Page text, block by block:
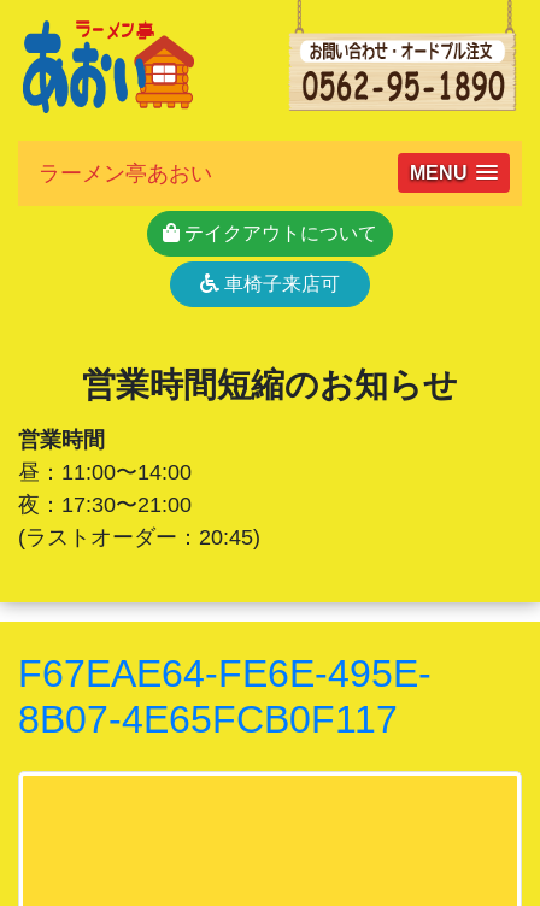
ラーメン亭あおい MENU
テイクアウトについて
車椅子来店可
営業時間短縮のお知らせ
営業時間
昼：11:00〜14:00
夜：17:30〜21:00
(ラストオーダー：20:45)
F67EAE64-FE6E-495E-
8B07-4E65FCB0F117